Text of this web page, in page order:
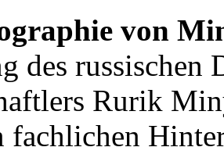
von
des russischen
Rurik
fachlichen